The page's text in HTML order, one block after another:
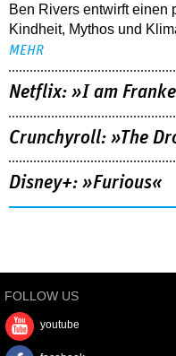
Ben Rivers entwirft einen
Kindheit, Mythos und
MEHR
Netflix: »I am
Crunchyroll: »The
Disney+: »Furious«
FOLLOW US
youtube